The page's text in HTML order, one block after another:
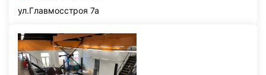
ул.Главмосстроя 7а